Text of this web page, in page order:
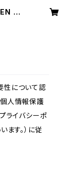
LI
性について認
個人情報保護
ライバシーポ
ます。）に従